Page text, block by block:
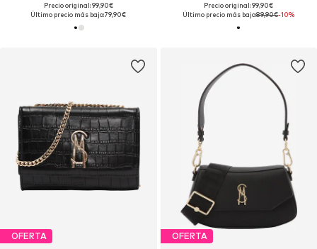
Precio original: 99,90€
Último precio más bajo:79,90€
Precio original: 99,90€
Último precio más bajo:89,90€-10%
OFERTA OFERTA